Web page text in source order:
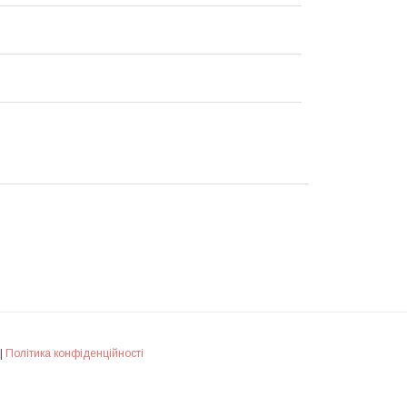
Політика конфіденційності